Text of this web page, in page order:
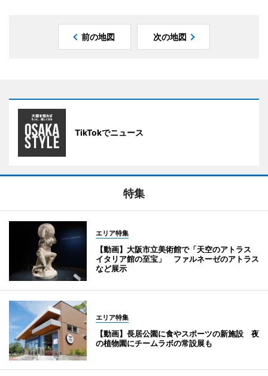
前の地図 次の地図
TikTokでニュース
特集
エリア特集
【動画】大阪市立美術館で「天空のアトラス
イタリア館の至宝」 ファルネーゼのアトラス
など展示
エリア特集
【動画】長居公園に食やスポーツの新施設 夜
の植物園にチームラボの常設展も